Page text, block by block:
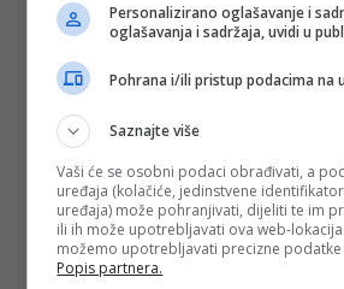
Personalizirano oglašavanje i
oglašavanja i sadržaja, uvidi u
Pohrana i/ili pristup podacima na
Saznajte više
Vaši će se osobni podaci obrađivati, a
uređaja (kolačiće, jedinstvene
uređaja) može pohranjivati, dijeliti te im
ili ih može upotrebljavati ova web-
možemo upotrebljavati precizne
Popis partnera.